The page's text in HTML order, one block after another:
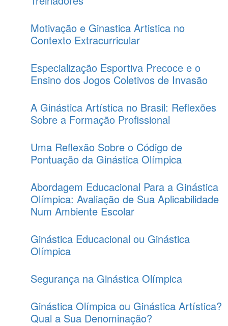
Motivação e Ginastica Artistica no
Contexto Extracurricular
Especialização Esportiva Precoce e o
Ensino dos Jogos Coletivos de Invasão
A Ginástica Artística no Brasil: Reflexões
Sobre a Formação Profissional
Uma Reflexão Sobre o Código de
Pontuação da Ginástica Olímpica
Abordagem Educacional Para a Ginástica
Olímpica: Avaliação de Sua Aplicabilidade
Num Ambiente Escolar
Ginástica Educacional ou Ginástica
Olímpica
Segurança na Ginástica Olímpica
Ginástica Olímpica ou Ginástica Artística?
Qual a Sua Denominação?